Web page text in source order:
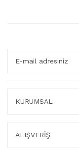
KURUMSAL
ALIŞVERİŞ